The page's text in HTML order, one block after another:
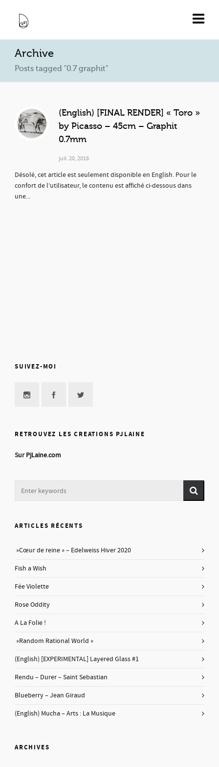
Archive
Posts tagged "0.7 graphit"
(English) [FINAL RENDER] « Toro »
by Picasso – 45cm – Graphit
0.7mm
juil. 20, 2018
Désolé, cet article est seulement disponible en English. Pour le
confort de l’utilisateur, le contenu est affiché ci-dessous dans
une...
SUIVEZ-MOI
RETROUVEZ LES CREATIONS PJLAINE
SurPjLaine.com
ARTICLES RÉCENTS
»Cœur de reine » – Edelweiss Hiver 2020
Fish a Wish
Fée Violette
Rose Oddity
A La Folie !
»Random Rational World »
(English) [EXPERIMENTAL] Layered Glass #1
Rendu – Durer – Saint Sebastian
Blueberry – Jean Giraud
(English) Mucha – Arts : La Musique
ARCHIVES